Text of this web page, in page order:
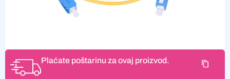
Plaćate poštarinu za ovaj proizvod.